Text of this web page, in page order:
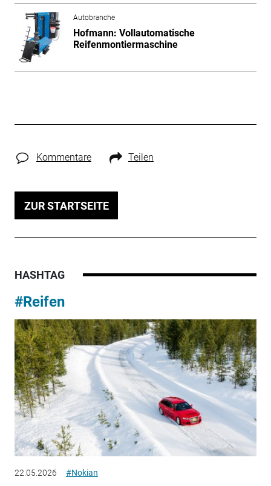
Autobranche
Hofmann: Vollautomatische
Reifenmontiermaschine
Kommentare Teilen
ZUR STARTSEITE
HASHTAG
#Reifen
22.05.2026 #Nokian